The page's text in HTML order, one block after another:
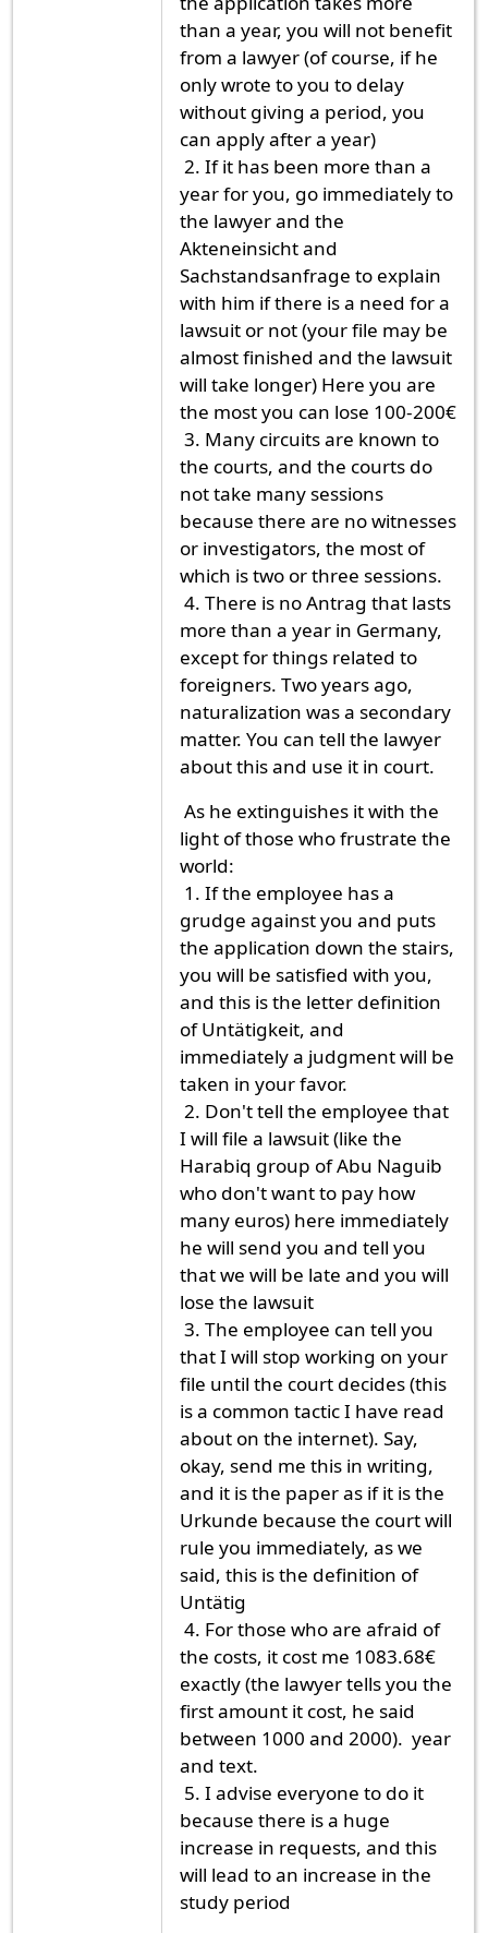
than a year, you will not benefit
from a lawyer (of course, if he
only wrote to you to delay
without giving a period, you
can apply after a year)
2. If it has been more than a
year for you, go immediately to
the lawyer and the
Akteneinsicht and
Sachstandsanfrage to explain
with him if there is a need for a
lawsuit or not (your file may be
almost finished and the lawsuit
will take longer) Here you are
the most you can lose 100-200€
3. Many circuits are known to
the courts, and the courts do
not take many sessions
because there are no witnesses
or investigators, the most of
which is two or three sessions.
4. There is no Antrag that lasts
more than a year in Germany,
except for things related to
foreigners. Two years ago,
naturalization was a secondary
matter. You can tell the lawyer
about this and use it in court.
As he extinguishes it with the
light of those who frustrate the
world:
1. If the employee has a
grudge against you and puts
the application down the stairs,
you will be satisfied with you,
and this is the letter definition
of Untätigkeit, and
immediately a judgment will be
taken in your favor.
2. Don't tell the employee that
I will file a lawsuit (like the
Harabiq group of Abu Naguib
who don't want to pay how
many euros) here immediately
he will send you and tell you
that we will be late and you will
lose the lawsuit
3. The employee can tell you
that I will stop working on your
file until the court decides (this
is a common tactic I have read
about on the internet). Say,
okay, send me this in writing,
and it is the paper as if it is the
Urkunde because the court will
rule you immediately, as we
said, this is the definition of
Untätig
4. For those who are afraid of
the costs, it cost me 1083.68€
exactly (the lawyer tells you the
first amount it cost, he said
between 1000 and 2000). year
and text.
5. I advise everyone to do it
because there is a huge
increase in requests, and this
will lead to an increase in the
study period